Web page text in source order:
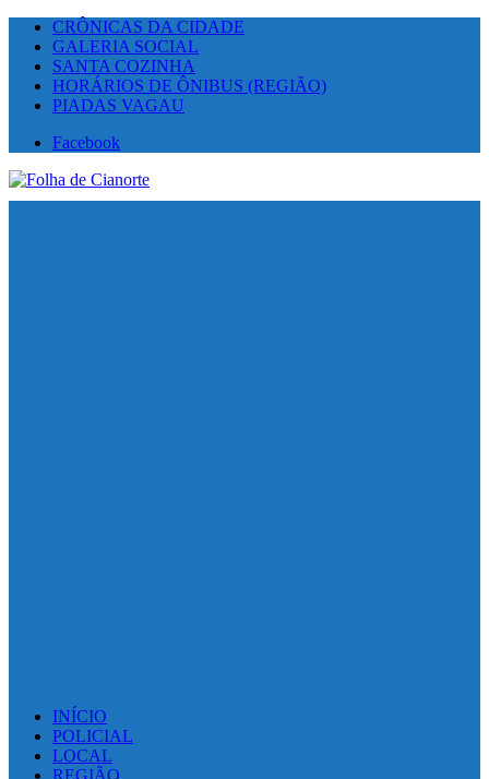
CRÔNICAS DA CIDADE
GALERIA SOCIAL
SANTA COZINHA
HORÁRIOS DE ÔNIBUS (REGIÃO)
PIADAS VAGAU
Facebook
INÍCIO
POLICIAL
LOCAL
REGIÃO